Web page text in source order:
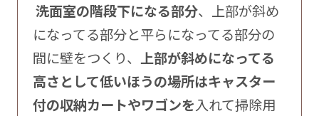
洗面室の階段下になる部分、上部が斜め
になってる部分と平らになってる部分の
間に壁をつくり、 上部が斜めになってる
高さとして低いほうの場所はキャスター
付の収納カートやワゴンを入れて掃除用